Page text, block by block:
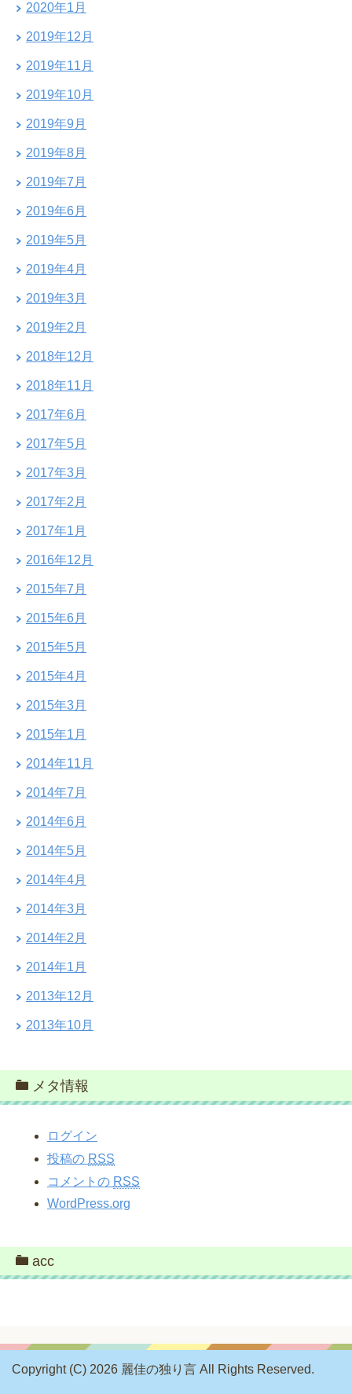
2020年1月
2019年12月
2019年11月
2019年10月
2019年9月
2019年8月
2019年7月
2019年6月
2019年5月
2019年4月
2019年3月
2019年2月
2018年12月
2018年11月
2017年6月
2017年5月
2017年3月
2017年2月
2017年1月
2016年12月
2015年7月
2015年6月
2015年5月
2015年4月
2015年3月
2015年1月
2014年11月
2014年7月
2014年6月
2014年5月
2014年4月
2014年3月
2014年2月
2014年1月
2013年12月
2013年10月
メタ情報
ログイン
投稿の RSS
コメントの RSS
WordPress.org
acc
Copyright (C) 2026 麗佳の独り言 All Rights Reserved.